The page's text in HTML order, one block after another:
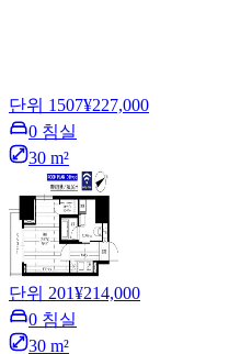
단위 1507¥227,000
0 침실
30 m²
단위 201¥214,000
0 침실
30 m²